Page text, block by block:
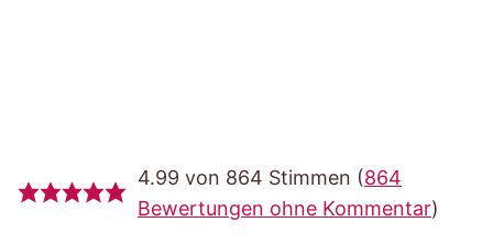
4.99 von 864 Stimmen (864
Bewertungen ohne Kommentar)